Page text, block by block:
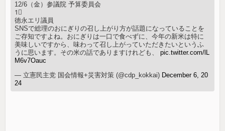
12/6（金）参議院 予算委員会
1⃣
徳永エリ議員
SNSで総理のおにぎりの召し上がり方が話題になっていることを
ご存知ですよね。おにぎりは一口で食べずに、今年の新米は特に
美味しいですから、味わって召し上がっていただきたいというふ
うに思います。その米の話でありますけれども、pic.twitter.com/lL
M6v7Oauc
— 立憲民主党 国会情報+災害対策 (@cdp_kokkai) December 6, 20
24